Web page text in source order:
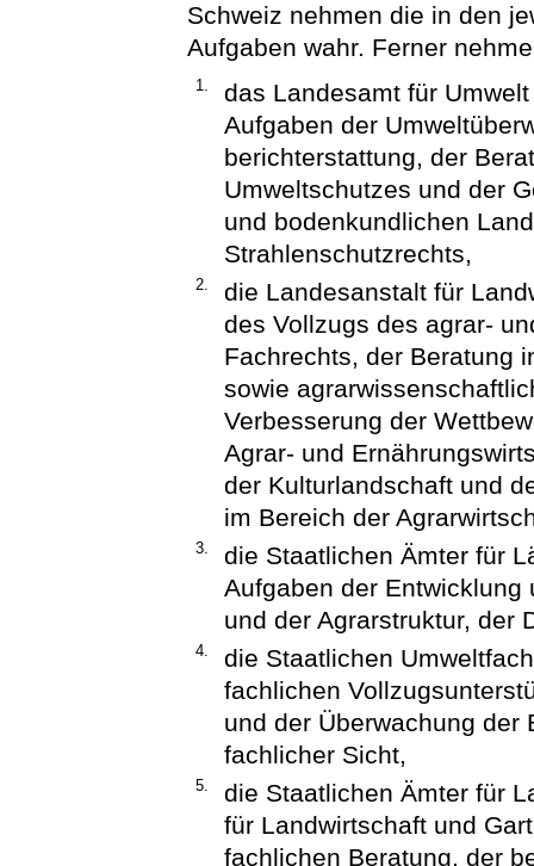
Schweiz nehmen die in den
Aufgaben wahr. Ferner
1.
das Landesamt für
Aufgaben der
berichterstattung, der
Umweltschutzes und der
und bodenkundlichen
Strahlenschutzrechts,
2.
die Landesanstalt für
des Vollzugs des agrar-
Fachrechts, der Beratung
sowie
Verbesserung der
Agrar- und
der Kulturlandschaft und
im Bereich der
3.
die Staatlichen Ämter für
Aufgaben der
und der Agrarstruktur, der
4.
die Staatlichen
fachlichen
und der Überwachung der
fachlicher Sicht,
5.
die Staatlichen Ämter für
für Landwirtschaft und
fachlichen Beratung, der